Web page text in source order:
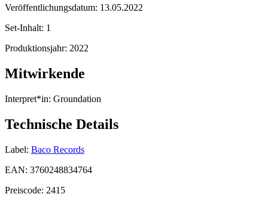
Veröffentlichungsdatum: 13.05.2022
Set-Inhalt: 1
Produktionsjahr: 2022
Mitwirkende
Interpret*in: Groundation
Technische Details
Label: Baco Records
EAN: 3760248834764
Preiscode: 2415